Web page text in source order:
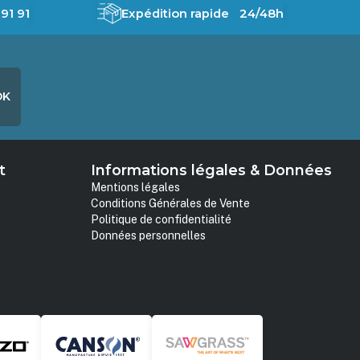
91 Expédition rapide 24/48h
Informations légales & Données
Mentions légales
Conditions Générales de Vente
Politique de confidentialité
Données personnelles